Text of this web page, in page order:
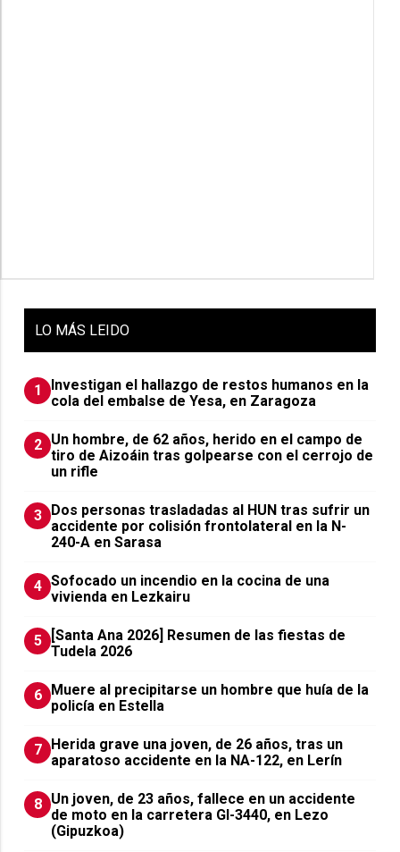
LO MÁS LEIDO
1
Investigan el hallazgo de restos humanos en la
cola del embalse de Yesa, en Zaragoza
2 Un hombre, de 62 años, herido en el campo de
tiro de Aizoáin tras golpearse con el cerrojo de
un rifle
3 ​Dos personas trasladadas al HUN tras sufrir un
accidente por colisión frontolateral en la N-
240-A en Sarasa
4 Sofocado un incendio en la cocina de una
vivienda en Lezkairu
5
[Santa Ana 2026] Resumen de las fiestas de
Tudela 2026
6 Muere al precipitarse un hombre que huía de la
policía en Estella
7 Herida grave una joven, de 26 años, tras un
aparatoso accidente en la NA-122, en Lerín
8 Un joven, de 23 años, fallece en un accidente
de moto en la carretera GI-3440, en Lezo
(Gipuzkoa)